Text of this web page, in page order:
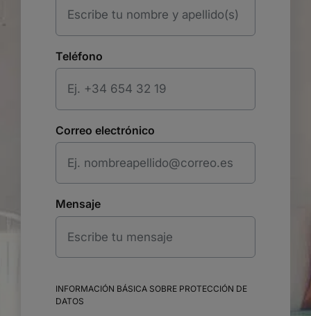
Teléfono
Correo electrónico
Mensaje
INFORMACIÓN BÁSICA SOBRE PROTECCIÓN DE
DATOS